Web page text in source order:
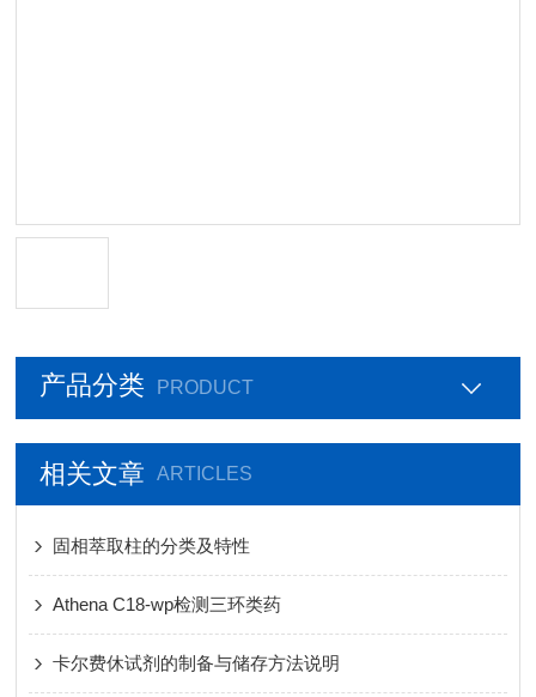
产品分类 PRODUCT
相关文章 ARTICLES
固相萃取柱的分类及特性
Athena C18-wp检测三环类药
卡尔费休试剂的制备与储存方法说明